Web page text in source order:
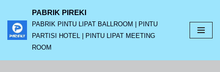
Lompat
ke
PABRIK PIREKI
PABRIK PINTU LIPAT BALLROOM | PINTU
PARTISI HOTEL | PINTU LIPAT MEETING
ROOM